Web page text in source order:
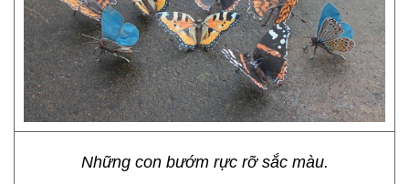
Những con bướm rực rỡ sắc màu.